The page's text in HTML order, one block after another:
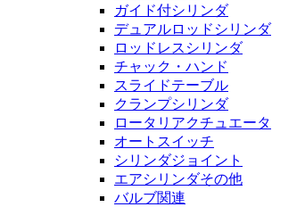
ガイド付シリンダ
デュアルロッドシリンダ
ロッドレスシリンダ
チャック・ハンド
スライドテーブル
クランプシリンダ
ロータリアクチュエータ
オートスイッチ
シリンダジョイント
エアシリンダその他
バルブ関連